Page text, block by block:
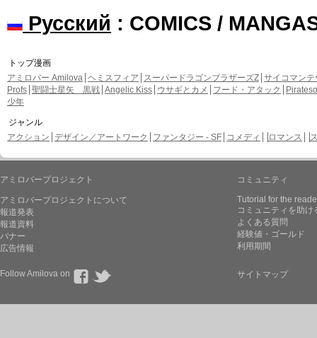
Русский : COMICS /
トップ漫画
アミロバー Amilova ヘミスフィア スーパードラゴンブラザーズZ サイコマンテ
Profs 聖闘士星矢 黒戦 Angelic Kiss ウサギとカメ フード・アタック
少年
ジャンル
アクション デザイン／アートワーク ファンタジー - SF コメディ ロマンス
アミロバープロジェクト
アミロバープロジェクトについて
報道発表
報道資料
バナー
広告情報
コミュニティ
Tutorial for the
コミュニティを助け
よくある質問
経験値・ゴールド
利用期間
Follow Amilova on サイトマップ